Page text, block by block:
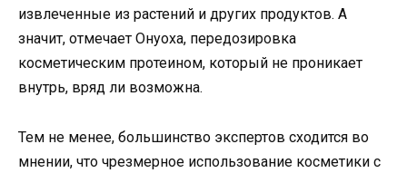
извлеченные из растений и других продуктов. А
значит, отмечает Онуоха, передозировка
косметическим протеином, который не проникает
внутрь, вряд ли возможна.
Тем не менее, большинство экспертов сходится во
мнении, что чрезмерное использование косметики с